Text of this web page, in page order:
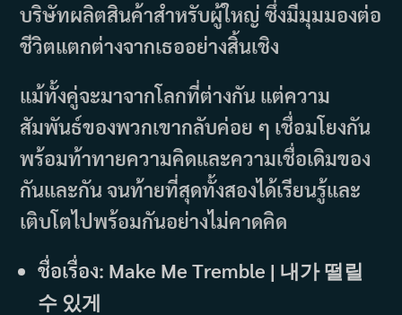
บริษัทผลิตสินค้าสำหรับผู้ใหญ่ ซึ่งมีมุมมองต่อ
ชีวิตแตกต่างจากเธออย่างสิ้นเชิง
แม้ทั้งคู่จะมาจากโลกที่ต่างกัน แต่ความ
สัมพันธ์ของพวกเขากลับค่อย ๆ เชื่อมโยงกัน
พร้อมท้าทายความคิดและความเชื่อเดิมของ
กันและกัน จนท้ายที่สุดทั้งสองได้เรียนรู้และ
เติบโตไปพร้อมกันอย่างไม่คาดคิด
ชื่อเรื่อง: Make Me Tremble | 내가 떨릴
수 있게